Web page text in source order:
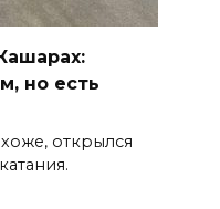
но есть
открылся